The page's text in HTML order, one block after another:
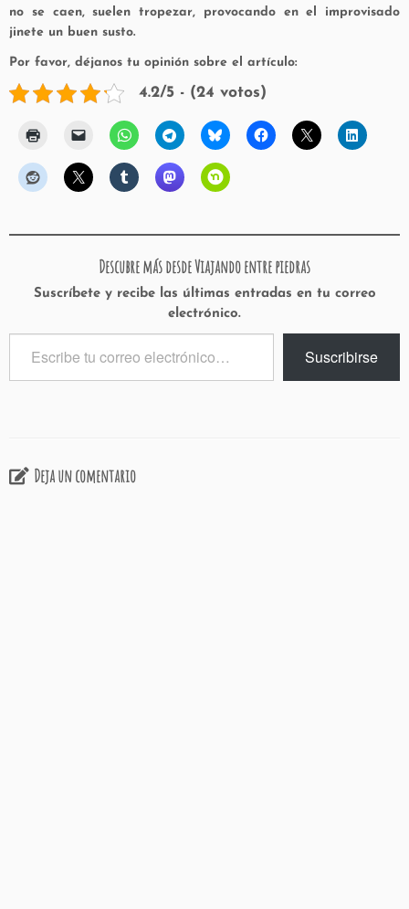
no se caen, suelen tropezar, provocando en el improvisado
jinete un buen susto.
Por favor, déjanos tu opinión sobre el artículo:
4.2/5 - (24 votos)
Descubre más desde Viajando entre piedras
Suscríbete y recibe las últimas entradas en tu correo
electrónico.
correo
Suscribirse
Deja un comentario